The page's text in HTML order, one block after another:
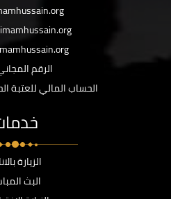
الرقم
الحساب المالي للعتبة
الزيارة
البث